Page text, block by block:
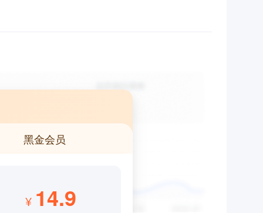
黑金会员
¥ 14.9